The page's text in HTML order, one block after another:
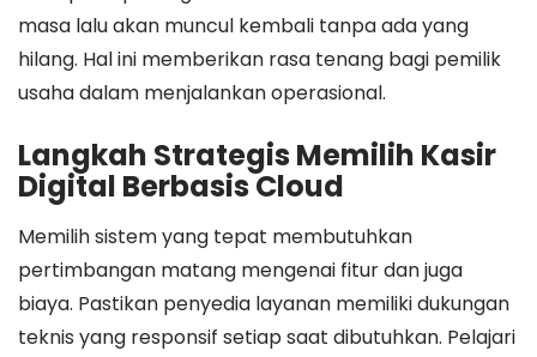
masa lalu akan muncul kembali tanpa ada yang
hilang. Hal ini memberikan rasa tenang bagi pemilik
usaha dalam menjalankan operasional.
Langkah Strategis Memilih Kasir
Digital Berbasis Cloud
Memilih sistem yang tepat membutuhkan
pertimbangan matang mengenai fitur dan juga
biaya. Pastikan penyedia layanan memiliki dukungan
teknis yang responsif setiap saat dibutuhkan. Pelajari